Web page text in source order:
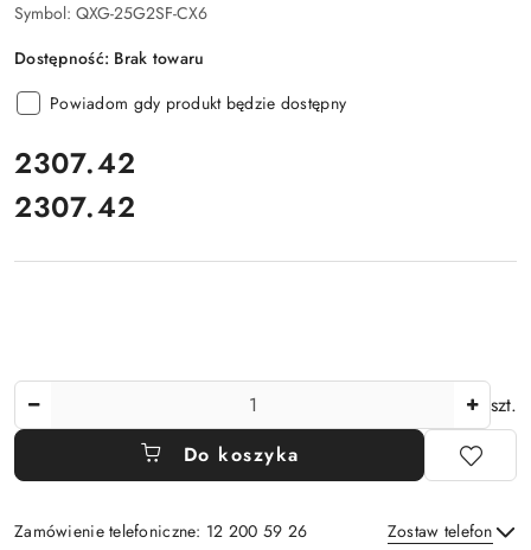
Symbol: QXG-25G2SF-CX6
Dostępność: Brak towaru
Powiadom gdy produkt będzie dostępny
cena:
2307.42
Cena:
2307.42
szt.
Do koszyka
Zamówienie telefoniczne: 12 200 59 26 Zostaw telefon